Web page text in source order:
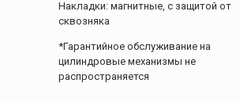
Накладки: магнитные, с защитой от
сквозняка
*Гарантийное обслуживание на
цилиндровые механизмы не
распространяется